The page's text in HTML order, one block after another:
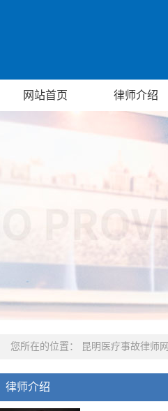
网站首页 律师介绍
您所在的位置： 昆明医疗事故律师网
律师介绍